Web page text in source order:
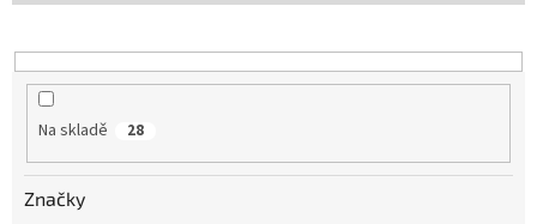
Na skladě 28
Značky